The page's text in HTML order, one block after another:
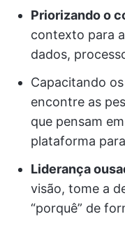
Priorizando o
contexto para
dados,
Capacitando
encontre as
que pensam
plataforma
Liderança
visão, tome a
“porquê” de